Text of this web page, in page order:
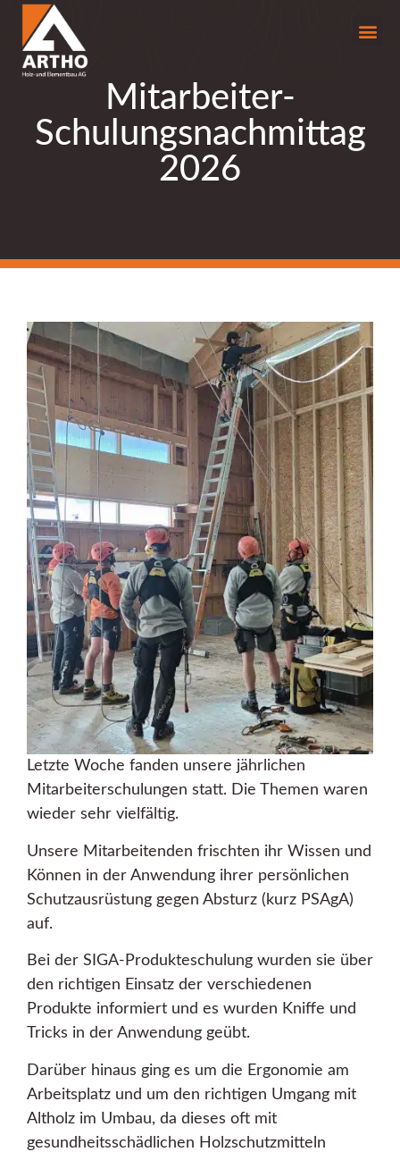
Mitarbeiter-
Schulungsnachmittag
2026
Letzte Woche fanden unsere jährlichen
Mitarbeiterschulungen statt. Die Themen waren
wieder sehr vielfältig.
Unsere Mitarbeitenden frischten ihr Wissen und
Können in der Anwendung ihrer persönlichen
Schutzausrüstung gegen Absturz (kurz PSAgA)
auf.
Bei der SIGA-Produkteschulung wurden sie über
den richtigen Einsatz der verschiedenen
Produkte informiert und es wurden Kniffe und
Tricks in der Anwendung geübt.
Darüber hinaus ging es um die Ergonomie am
Arbeitsplatz und um den richtigen Umgang mit
Altholz im Umbau, da dieses oft mit
gesundheitsschädlichen Holzschutzmitteln